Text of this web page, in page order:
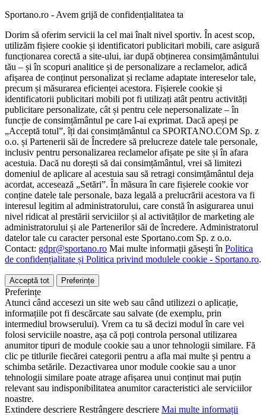
Sportano.ro - Avem grijă de confidențialitatea ta
Dorim să oferim servicii la cel mai înalt nivel sportiv. În acest scop,
utilizăm fișiere cookie și identificatori publicitari mobili, care asigură
funcționarea corectă a site-ului, iar după obținerea consimțământului
tău – și în scopuri analitice și de personalizare a reclamelor, adică
afișarea de conținut personalizat și reclame adaptate intereselor tale,
precum și măsurarea eficienței acestora. Fișierele cookie și
identificatorii publicitari mobili pot fi utilizați atât pentru activități
publicitare personalizate, cât și pentru cele nepersonalizate – în
funcție de consimțământul pe care l-ai exprimat. Dacă apeși pe
„Acceptă totul”, îți dai consimțământul ca SPORTANO.COM Sp. z
o.o. și Partenerii săi de Încredere să prelucreze datele tale personale,
inclusiv pentru personalizarea reclamelor afișate pe site și în afara
acestuia. Dacă nu dorești să dai consimțământul, vrei să limitezi
domeniul de aplicare al acestuia sau să retragi consimțământul deja
acordat, accesează „Setări”. În măsura în care fișierele cookie vor
conține datele tale personale, baza legală a prelucrării acestora va fi
interesul legitim al administratorului, care constă în asigurarea unui
nivel ridicat al prestării serviciilor și al activităților de marketing ale
administratorului și ale Partenerilor săi de încredere. Administratorul
datelor tale cu caracter personal este Sportano.com Sp. z o.o.
Contact: gdpr@sportano.ro Mai multe informații găsești în Politica
de confidențialitate și Politica privind modulele cookie - Sportano.ro.
Acceptă tot Preferințe
Preferințe
Atunci când accesezi un site web sau când utilizezi o aplicație,
informațiile pot fi descărcate sau salvate (de exemplu, prin
intermediul browserului). Vrem ca tu să decizi modul în care vei
folosi serviciile noastre, așa că poți controla personal utilizarea
anumitor tipuri de module cookie sau a unor tehnologii similare. Fă
clic pe titlurile fiecărei categorii pentru a afla mai multe și pentru a
schimba setările. Dezactivarea unor module cookie sau a unor
tehnologii similare poate atrage afișarea unui conținut mai puțin
relevant sau indisponibilitatea anumitor caracteristici ale serviciilor
noastre.
Extindere descriere Restrângere descriere Mai multe informații